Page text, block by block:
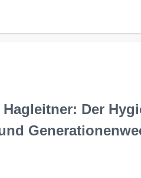
Der